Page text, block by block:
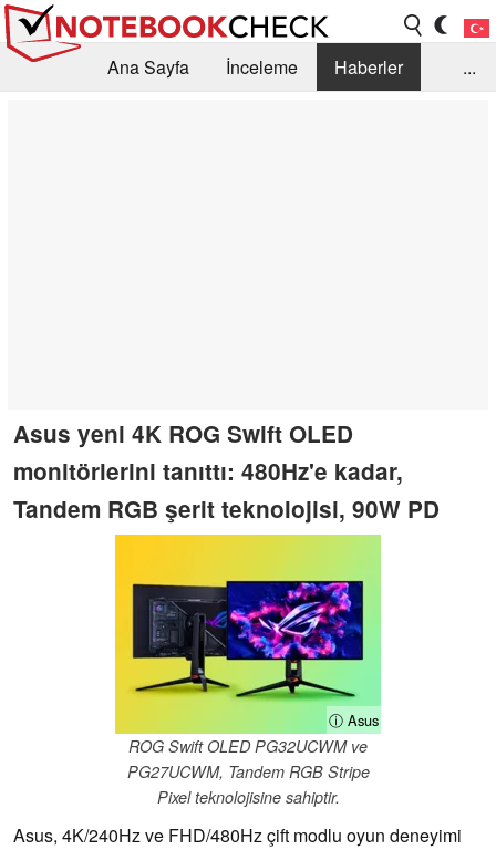
Ana Sayfa İnceleme
Haberler
...
Asus yeni 4K ROG Swift OLED
monitörlerini tanıttı: 480Hz'e kadar,
Tandem RGB şerit teknolojisi, 90W PD
ⓘ Asus
ROG Swift OLED PG32UCWM ve
PG27UCWM, Tandem RGB Stripe
Pixel teknolojisine sahiptir.
Asus, 4K/240Hz ve FHD/480Hz çift modlu oyun deneyimi